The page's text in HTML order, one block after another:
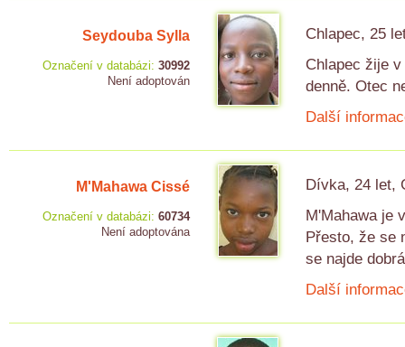
Seydouba Sylla
Označení v databázi: 30992
Není adoptován
Chlapec, 25
Chlapec žije
denně. Otec
Další
M'Mahawa Cissé
Označení v databázi: 60734
Není adoptována
Dívka, 24 let,
M'Mahawa je
Přesto, že se
se najde
Další